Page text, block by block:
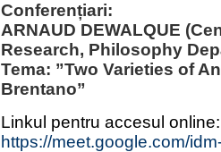
Conferențiari:
ARNAUD DEWALQUE
Research, Philosophy
Tema: ”Two Varieties of
Brentano ”
Linkul pentru accesul online:
https://meet.google.com/